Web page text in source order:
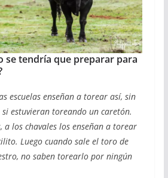
se tendría que preparar para
escuelas enseñan a torear así, sin
estuvieran toreando un caretón.
a los chavales los enseñan a torear
Luego cuando sale el toro de
no saben torearlo por ningún